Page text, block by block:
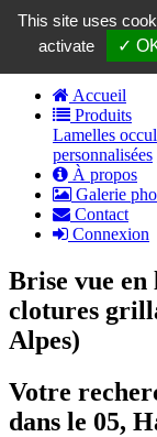
Panier
0
Accueil
Produits
Lamelles
personnalisées
À propos
Galerie
Contact
Connexion
Brise vue en
clotures
Alpes)
Votre
dans le 05,
This site uses
activate
✓